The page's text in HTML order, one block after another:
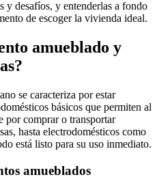
y desafíos, y entenderlas a fondo
de escoger la vivienda ideal.
amueblado y
se caracteriza por estar
básicos que permiten al
por comprar o transportar
hasta electrodomésticos como
está listo para su uso inmediato.
amueblados